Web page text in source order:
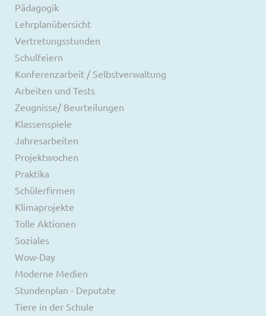
Pädagogik
Lehrplanübersicht
Vertretungsstunden
Schulfeiern
Konferenzarbeit / Selbstverwaltung
Arbeiten und Tests
Zeugnisse/ Beurteilungen
Klassenspiele
Jahresarbeiten
Projektwochen
Praktika
Schülerfirmen
Klimaprojekte
Tolle Aktionen
Soziales
Wow-Day
Moderne Medien
Stundenplan - Deputate
Tiere in der Schule